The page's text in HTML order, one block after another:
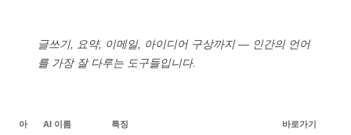
글쓰기, 요약, 이메일, 아이디어 구상까지 — 인간의 언어
를 가장 잘 다루는 도구들입니다.
아
AI 이름 특징 바로가기